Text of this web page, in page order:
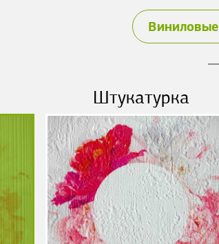
Виниловые
Штукатурка